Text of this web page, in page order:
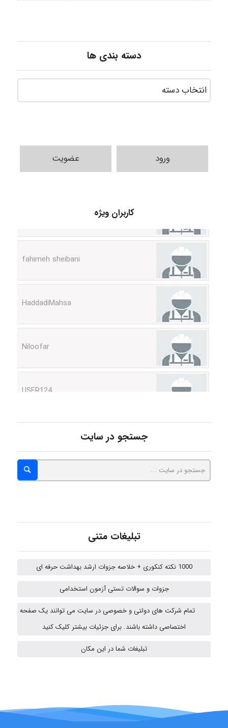
دسته بندی ها
ورود عضویت
کاربران ویژه
abolfazlkoshehe
HaddadiMahsa
جستجو در سایت
تبلیغات متنی
1000 نکته کنکوری + خلاصه جزوات ارشد بهداشت حرفه ای
جزوات و سوالات تستی آزمون استخدامی
تمام شرکت های دولتی و خصوصی در سایت می توانند یک صفحه
اختصاصی داشته باشند. برای جزئیات بیشتر کلیک کنید
تبلیغات شما در این مکان